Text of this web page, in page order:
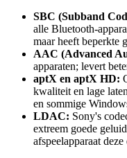
SBC (Subband
alle Bluetooth-
maar heeft beperkte
AAC (Advanced
apparaten; levert
aptX en aptX HD:
kwaliteit en lage
en sommige
LDAC: Sony's
extreem goede
afspeelapparaat